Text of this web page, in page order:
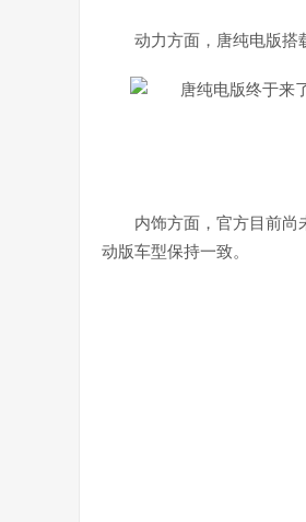
动力方面，唐纯电版搭
内饰方面，官方目前尚
动版车型保持一致。